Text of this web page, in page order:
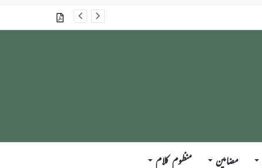
گذشتہ شمارے
مضامین منظوم کلام